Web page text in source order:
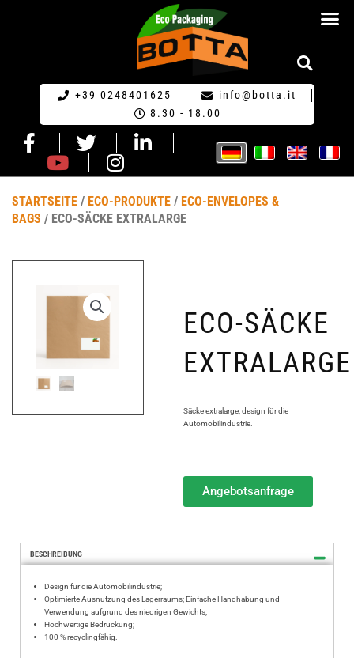
+39 0248401625
info@botta.it
8.30 - 18.00
STARTSEITE / ECO-PRODUKTE / ECO-ENVELOPES &
BAGS / ECO-SÄCKE EXTRALARGE
ECO-SÄCKE
EXTRALARGE
Säcke extralarge, design für die
Automobilindustrie.
Angebotsanfrage
BESCHREIBUNG
Design für die Automobilindustrie;
Optimierte Ausnutzung des Lagerraums; Einfache Handhabung und
Verwendung aufgrund des niedrigen Gewichts;
Hochwertige Bedruckung;
100 % recyclingfähig.